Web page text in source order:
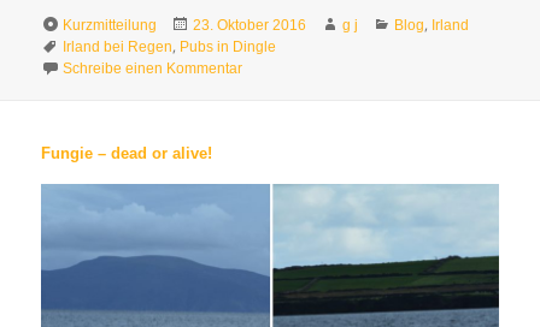
Format
Kurzmitteilung
Veröffentlicht
am
23. Oktober 2016 Autor
g j Kategorien
Blog, Irland
Schlagwörter
Irland bei Regen, Pubs in Dingle
Schreibe einen Kommentarzu Wenn es denn regnet…
Fungie – dead or alive!